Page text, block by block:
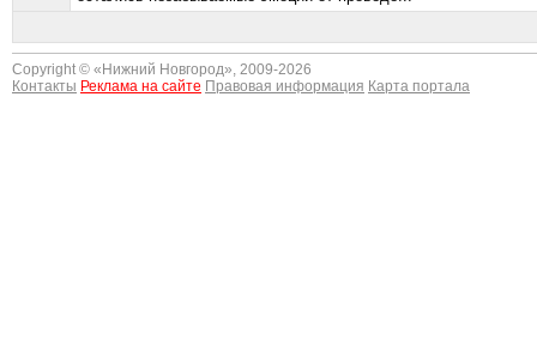
Copyright © « Нижний Новгород», 2009-2026
Контакты Реклама на сайте Правовая информация Карта портала